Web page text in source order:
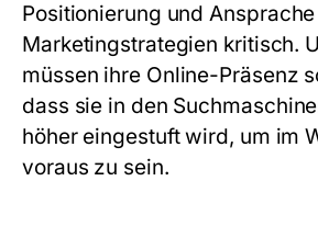
Positionierung und
Marketingstrategien kritisch.
müssen ihre Online-Präsenz
dass sie in den
höher eingestuft wird, um im
voraus zu sein.